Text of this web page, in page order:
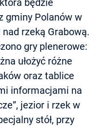
będzie
gminy Polanów w
rzeką Grabową.
gry plenerowe:
ułożyć różne
oraz tablice
informacjami na
jezior i rzek w
stół, przy